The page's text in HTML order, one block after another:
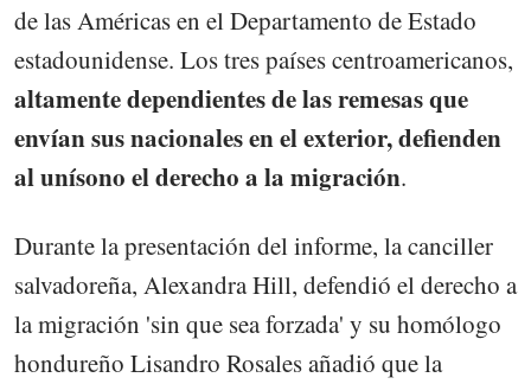
de las Américas en el Departamento de Estado
estadounidense. Los tres países centroamericanos,
altamente dependientes de las remesas que
envían sus nacionales en el exterior, defienden
al unísono el derecho a la migración.
Durante la presentación del informe, la canciller
salvadoreña, Alexandra Hill, defendió el derecho a
la migración 'sin que sea forzada' y su homólogo
hondureño Lisandro Rosales añadió que la